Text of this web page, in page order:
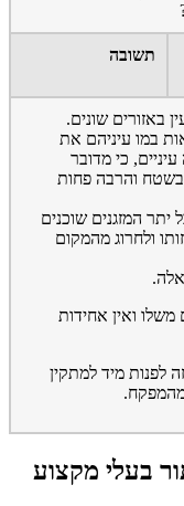
תשובה
באזורים שונים.
במו עיניהם את
כי מדובר
בשטח והרבה פחות
המזגנים שוכנים
ולחרוג מהמקום
ואין אחידות
לפנות מיד למתקין
בעלי מקצוע